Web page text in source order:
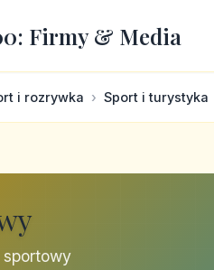
Firmy & Media
i rozrywka Sport i turystyka
sportowy